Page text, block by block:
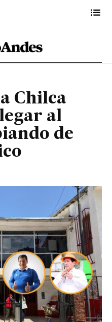
de
DE 2022
Chilca
al
de